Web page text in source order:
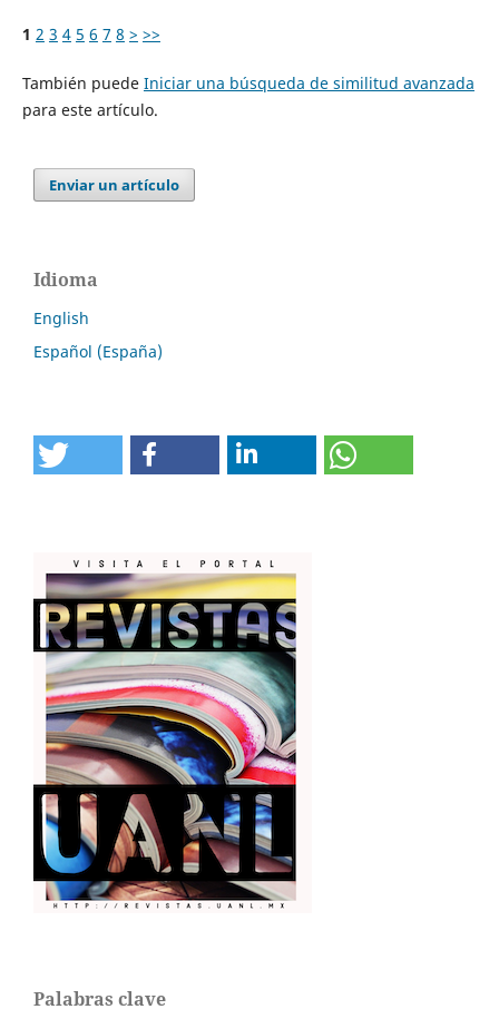
1 2 3 4 5 6 7 8 > >>
También puede Iniciar una búsqueda de similitud avanzada
para este artículo.
Enviar un artículo
Idioma
English
Español (España)
Palabras clave